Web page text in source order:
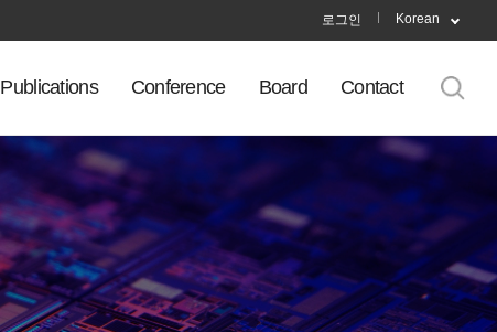
로그인 Korean
Publications Conference Board Contact